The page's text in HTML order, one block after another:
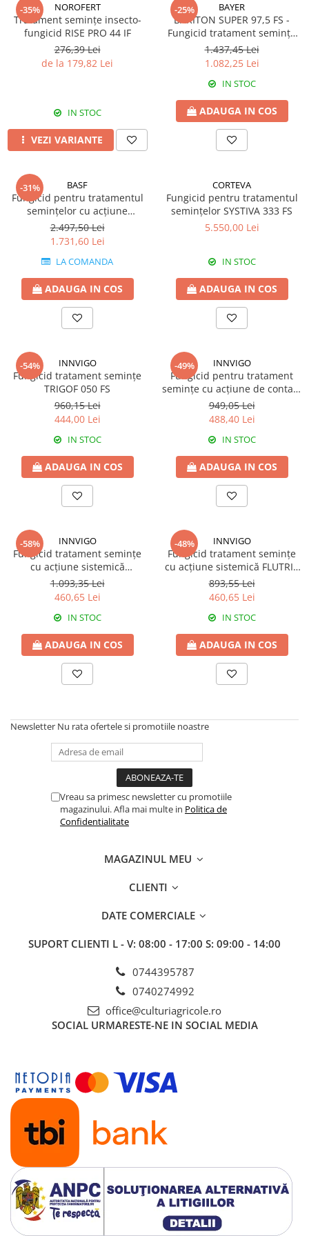
ARBUȘTI FRUCTIFERI
Erbicide
Fungicide
Insecticide
Erbicide
Insecticide
Fertilizanți foliari
Dezinfectant sol
ARPAGIC
Erbicide
Erbicide
Insecticide
Fertilizanți foliari
BUMBAC
Fertilizanți foliari
Fungicide
Fertilizanți foliari
Adjuvanți
CAMELINĂ
Fungicide
Fungicide
Insecticide
Insecticide
Acaricide
Biostimulatori
CASTRAVEȚI
Fertilizanți foliari
Erbicide
Fungicide
Insecticide
Fertilizanți foliari
CEREALE
Tratament semințe
Erbicide
Fungicide
Biostimulatori
ARDEI IUTE
Insecticide
Fungicide
Insecticide
Acaricide
Fertilizanți foliari
Adjuvanți
Fungicide
Insecticide
Acaricide
Fertilizanți foliari
Insecticide
Biostimulatori
Fertilizanți foliari
CASTRAVEȚI
Insecticide
Acaricide
Fertilizanți foliari
CASTRAVEȚI CORNIȘON
CEAPĂ
Insecticide
Biostimulatori
Fertilizanți foliari
CEREALE PĂIOASE
Insecticide
Biostimulatori
Fertilizanți foliari
Insecticide
Biostimulatori
Fertilizanți foliari
Fertilizanți foliari
Fungicide
Fertilizanți foliari
FASOLE BOABE
Insecticide
FASOLE PĂSTĂI
Insecticide
FLOAREA SOARELUI
Tratament semințe
Semințe
Fungicide
-35% NOROFERT
Tratament semințe insecto-
fungicid RISE PRO 44 IF
276,39 Lei
de la 179,82 Lei
IN STOC
VEZI VARIANTE
-25% BAYER
BARITON SUPER 97,5 FS -
Fungicid tratament seminţe
cu acțiune sistemică și de
contact
1.437,45 Lei
1.082,25 Lei
IN STOC
ADAUGA IN COS
-31% BASF
Fungicid pentru tratamentul
seminţelor cu acțiune
sistemică și de contact KINTO
PLUS
2.497,50 Lei
1.731,60 Lei
LA COMANDA
ADAUGA IN COS
CORTEVA
Fungicid pentru tratamentul
seminţelor SYSTIVA 333 FS
5.550,00 Lei
IN STOC
ADAUGA IN COS
-54% INNVIGO
Fungicid tratament semințe
TRIGOF 050 FS
960,15 Lei
444,00 Lei
IN STOC
ADAUGA IN COS
-49% INNVIGO
Fungicid pentru tratament
semințe cu acțiune de contact
și sistemică TRITER 050 FS
949,05 Lei
488,40 Lei
IN STOC
ADAUGA IN COS
-58% INNVIGO
Fungicid tratament semințe
cu acțiune sistemică
GAMELAN 100 FS
1.093,35 Lei
460,65 Lei
IN STOC
ADAUGA IN COS
-48% INNVIGO
Fungicid tratament semințe
cu acțiune sistemică FLUTRIX
050 FS
893,55 Lei
460,65 Lei
IN STOC
ADAUGA IN COS
Newsletter Nu rata ofertele si promotiile noastre
Vreau sa primesc newsletter cu promotiile
magazinului. Afla mai multe in Politica de
Confidentialitate
MAGAZINUL MEU
CLIENTI
DATE COMERCIALE
SUPORT CLIENTI L - V: 08:00 - 17:00 S: 09:00 - 14:00
0744395787
0740274992
office@culturiagricole.ro
SOCIAL URMARESTE-NE IN SOCIAL MEDIA